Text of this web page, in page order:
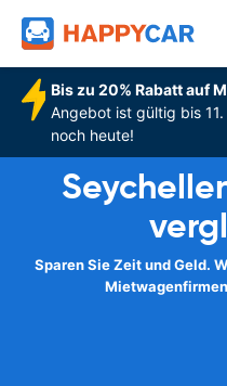
Bis zu 20% Rabatt auf
Angebot ist gültig bis
noch heute!
Sparen Sie Zeit und Geld.